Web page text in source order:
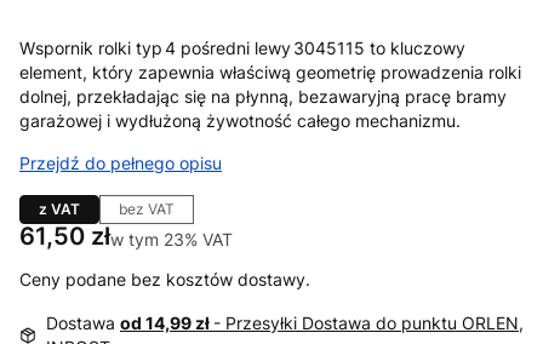
Wspornik rolki typ 4 pośredni lewy 3045115 to kluczowy
element, który zapewnia właściwą geometrię prowadzenia rolki
dolnej, przekładając się na płynną, bezawaryjną pracę bramy
garażowej i wydłużoną żywotność całego mechanizmu.
Przejdź do pełnego opisu
z VAT bez VAT
Cena
61,50 złw tym 23% VAT
w tym 23% VAT
Ceny podane bez kosztów dostawy.
Dostawa od 14,99 zł - Przesyłki Dostawa do punktu ORLEN,